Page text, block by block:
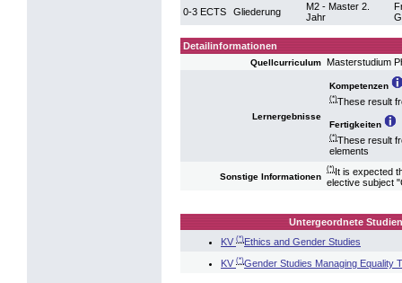
0-3 ECTS Gliederung
M2 - Master 2.
Jahr
Detailinformationen
Quellcurriculum Masterstudium
Lernergebnisse
Kompetenzen
(*)These result
Fertigkeiten
(*)These result
elements
Sonstige Informationen
(*)It is expected
elective subject
Untergeordnete
KV (*)Ethics and Gender Studies
KV (*)Gender Studies Managing Equality